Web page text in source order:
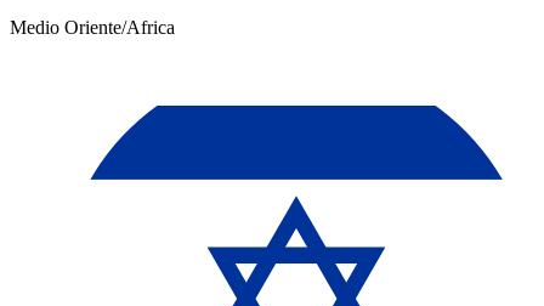
Medio Oriente/Africa​​